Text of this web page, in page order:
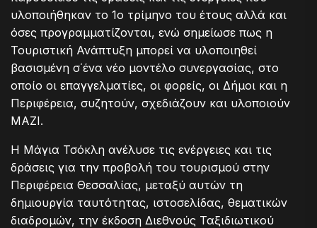
υλοποιήθηκαν το 1ο τρίμηνο του έτους αλλά και
όσες προγραμματίζονται, ενώ σημείωσε πως η
Τουριστική Ανάπτυξη μπορεί να υλοποιηθεί
βασισμένη σ΄ένα νέο μοντέλο συνεργασίας, στο
οποίο οι επαγγελματίες, οι φορείς, οι Δήμοι και η
Περιφέρεια, συζητούν, σχεδιάζουν και υλοποιούν
ΜΑΖΙ.
Η Μάγια Τσόκλη ανέλυσε τις ενέργειες και τις
δράσεις για την προβολή του τουρισμού στην
Περιφέρεια Θεσσαλίας, μεταξύ αυτών τη
δημιουργία ταυτότητας, ιστοσελίδας, θεματικών
διαδρομών, την έκδοση Διεθνούς Ταξιδιωτικού